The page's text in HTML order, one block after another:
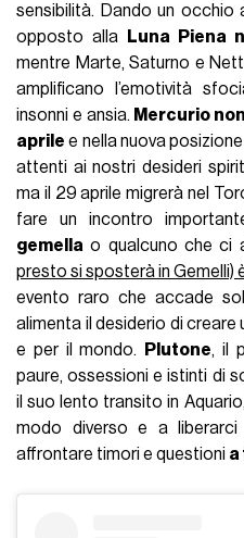
sensibilità. Dando un
opposto alla
Luna Piena
mentre Marte, Saturno e
amplificano l’emotività
insonni e ansia. Mercurio
aprile e nella nuova
attenti ai nostri desideri
ma il 29 aprile migrerà nel
fare un incontro
gemella o qualcuno che ci
presto si sposterà in Gemelli)
evento raro che accade
alimenta il desiderio di creare
e per il mondo.
Plutone, il
paure, ossessioni e istinti di
il suo lento transito in
modo diverso e a
affrontare timori e questioni a